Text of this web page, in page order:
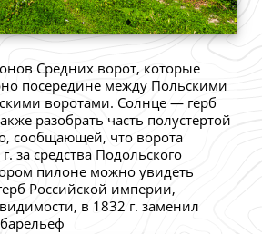
Средних ворот, которые
посередине между Польскими
воротами. Солнце — герб
разобрать часть полустертой
сообщающей, что ворота
за средства Подольского
пилоне можно увидеть
Российской империи,
в 1832 г. заменил